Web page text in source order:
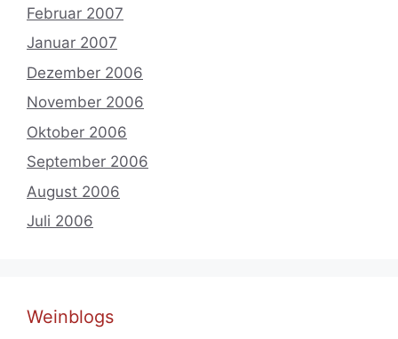
Februar 2007
Januar 2007
Dezember 2006
November 2006
Oktober 2006
September 2006
August 2006
Juli 2006
Weinblogs